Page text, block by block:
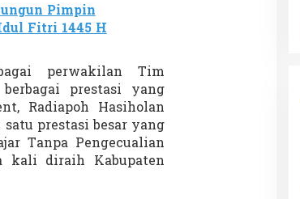
Pimpin
Fitri 1445 H
perwakilan Tim
berbagai prestasi yang
Radiapoh Hasiholan
satu prestasi besar yang
Tanpa Pengecualian
kali diraih Kabupaten